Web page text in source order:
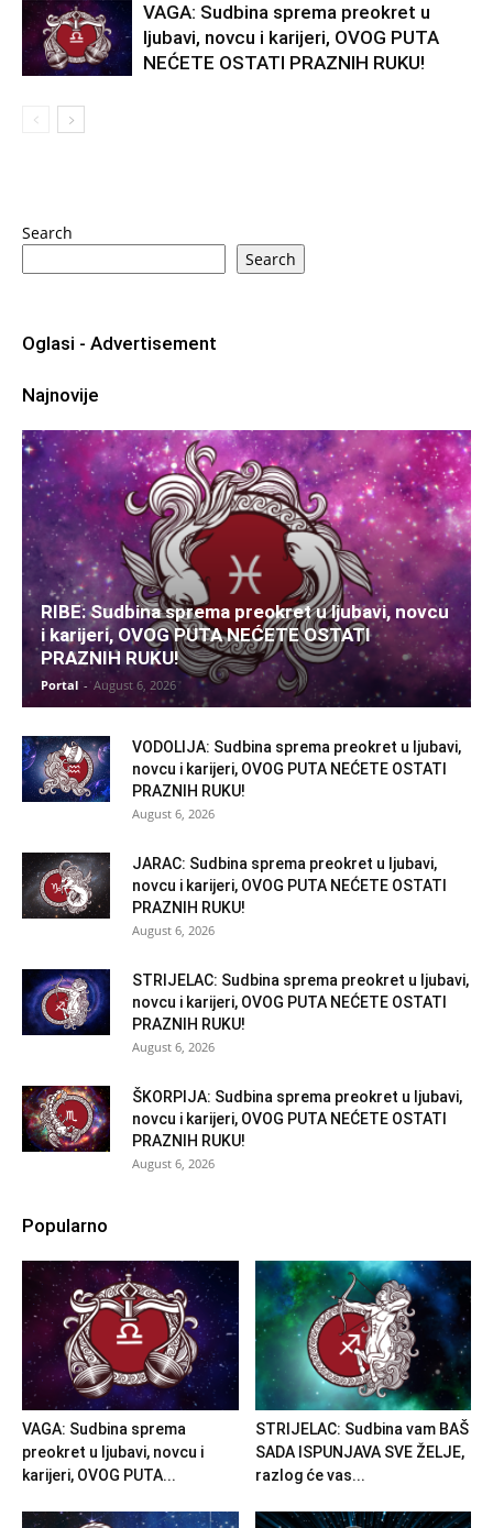
VAGA: Sudbina sprema preokret u
ljubavi, novcu i karijeri, OVOG PUTA
NEĆETE OSTATI PRAZNIH RUKU!
Search
Search
Oglasi - Advertisement
Najnovije
RIBE: Sudbina sprema preokret u ljubavi, novcu
i karijeri, OVOG PUTA NEĆETE OSTATI
PRAZNIH RUKU!
Portal - August 6, 2026
VODOLIJA: Sudbina sprema preokret u ljubavi,
novcu i karijeri, OVOG PUTA NEĆETE OSTATI
PRAZNIH RUKU!
August 6, 2026
JARAC: Sudbina sprema preokret u ljubavi,
novcu i karijeri, OVOG PUTA NEĆETE OSTATI
PRAZNIH RUKU!
August 6, 2026
STRIJELAC: Sudbina sprema preokret u ljubavi,
novcu i karijeri, OVOG PUTA NEĆETE OSTATI
PRAZNIH RUKU!
August 6, 2026
ŠKORPIJA: Sudbina sprema preokret u ljubavi,
novcu i karijeri, OVOG PUTA NEĆETE OSTATI
PRAZNIH RUKU!
August 6, 2026
Popularno
VAGA: Sudbina sprema
preokret u ljubavi, novcu i
karijeri, OVOG PUTA...
STRIJELAC: Sudbina vam BAŠ
SADA ISPUNJAVA SVE ŽELJE,
razlog će vas...